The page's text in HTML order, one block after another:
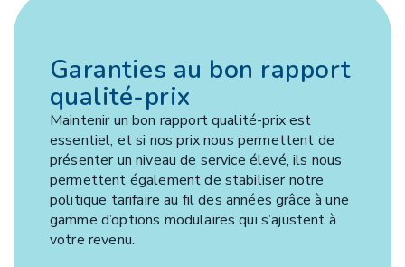
Garanties au bon rapport
qualité-prix
Maintenir un bon rapport qualité-prix est
essentiel, et si nos prix nous permettent de
présenter un niveau de service élevé, ils nous
permettent également de stabiliser notre
politique tarifaire au fil des années grâce à une
gamme d’options modulaires qui s’ajustent à
votre revenu.